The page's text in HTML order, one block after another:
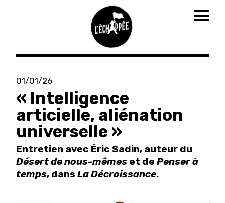
Aller
contenu
principal
01/01/26
« Intelligence
articielle, aliénation
universelle »
Entretien avec Éric Sadin, auteur du
Désert de nous-mêmes et de Penser à
temps, dans La Décroissance.